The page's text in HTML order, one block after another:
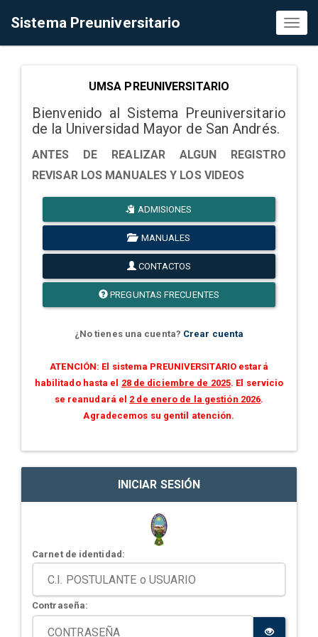
Sistema Preuniversitario
UMSA PREUNIVERSITARIO
Bienvenido al Sistema Preuniversitario
de la Universidad Mayor de San Andrés.
ANTES DE REALIZAR ALGUN REGISTRO
REVISAR LOS MANUALES Y LOS VIDEOS
ADMISIONES
MANUALES
CONTACTOS
PREGUNTAS FRECUENTES
¿No tienes una cuenta? Crear cuenta
ATENCIÓN: El sistema PREUNIVERSITARIO estará
habilitado hasta el 28 de diciembre de 2025. El servicio
se reanudará el 2 de enero de la gestión 2026.
Agradecemos su gentil atención.
INICIAR SESIÓN
Carnet de identidad:
Contraseña: